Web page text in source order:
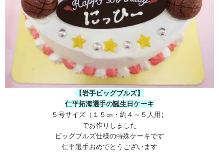
【岩手ビッグブルズ】
仁平拓海選手の誕生日ケーキ
５号サイズ（１５㎝・約４～５人用）
でお作りしました
ビッグブルズ仕様の特殊ケーキです
仁平選手おめでとうございます